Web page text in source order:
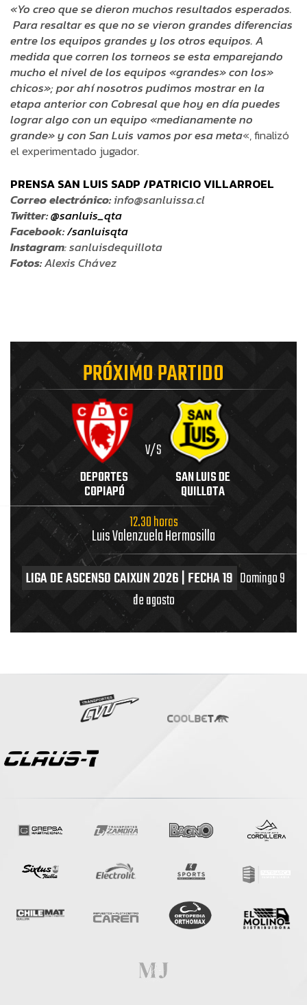
«Yo creo que se dieron muchos resultados esperados.
Para resaltar es que no se vieron grandes diferencias
entre los equipos grandes y los otros equipos. A
medida que corren los torneos se esta emparejando
mucho el nivel de los equipos «grandes» con los»
chicos»; por ahí nosotros pudimos mostrar en la
etapa anterior con Cobresal que hoy en día puedes
lograr algo con un equipo «medianamente no
grande» y con San Luis vamos por esa meta«, finalizó
el experimentado jugador.
PRENSA SAN LUIS SADP /PATRICIO VILLARROEL
Correo electrónico:info@sanluissa.cl
Twitter:@sanluis_qta
Facebook:/sanluisqta
Instagram: sanluisdequillota
Fotos:Alexis Chávez
PRÓXIMO PARTIDO
DEPORTES
COPIAPÓ
V/S
SAN LUIS DE
QUILLOTA
12.30 horas
Luis Valenzuela Hermosilla
LIGA DE ASCENSO CAIXUN 2026 | FECHA 19 Domingo 9
de agosto